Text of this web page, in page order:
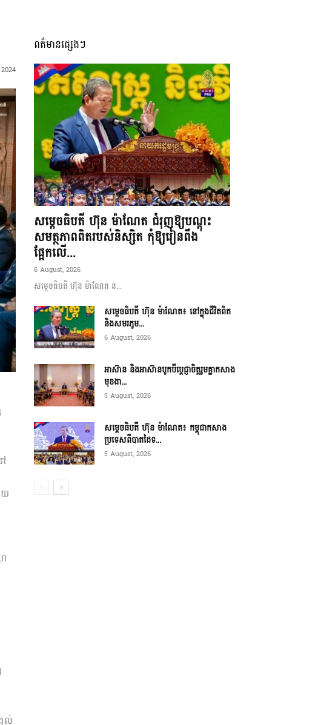
យ
ល់
ពត៌មានផ្សេងៗ
សម្តេចធិបតី ហ៊ុន ម៉ាណែត ជំរុញឱ្យបណ្តុះ
សមត្ថភាពពិតរបស់និស្សិត កុំឱ្យរៀនពឹង
ផ្អែកលើ...
6 August, 2026
សម្តេចធិបតី ហ៊ុន ម៉ាណែត ន...
សម្តេចធិបតី ហ៊ុន ម៉ាណែត៖ នៅក្នុងជីវិតពិត
និងសមរភូម...
6 August, 2026
អាស៊ាន និងអាស៊ានបូកបីប្តេជ្ញាចិត្តរួមគ្នាកសាង
មុខងា...
5 August, 2026
សម្ដេចធិបតី ហ៊ុន ម៉ាណែត៖ កម្ពុជាកសាង
ប្រទេសពីបាតដៃទ...
5 August, 2026